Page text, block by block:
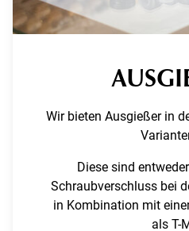
Wir bieten Ausgießer in
Diese sind
Schraubverschluss bei
in Kombination mit
als T-